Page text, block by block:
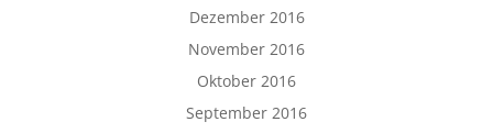
Dezember 2016
November 2016
Oktober 2016
September 2016